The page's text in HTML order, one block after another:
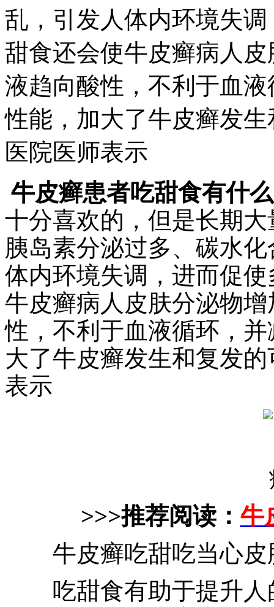
乱，引发人体内环境失
甜食还会使牛皮癣病人
液趋向酸性，不利于血
性能，加大了牛皮癣发
医院医师表示
牛皮癣患者吃甜食有什
十分喜欢的，但是长期
胰岛素分泌过多、碳水
体内环境失调，进而促
牛皮癣病人皮肤分泌物
性，不利于血液循环，
大了牛皮癣发生和复发
表示
>>>推荐阅读： 牛
牛皮癣吃甜吃当心皮
吃甜食有助于提升人